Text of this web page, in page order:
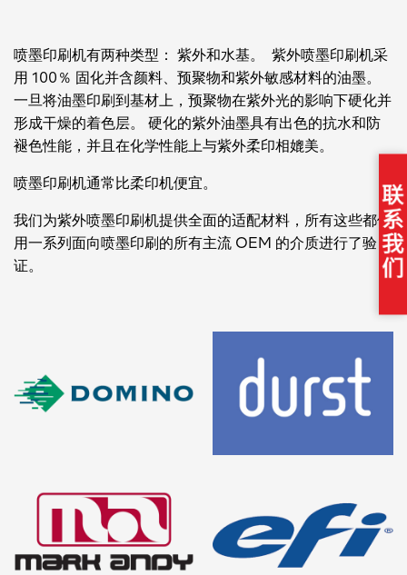
喷墨印刷机有两种类型： 紫外和水基。 紫外喷墨印刷机采
用 100％ 固化并含颜料、预聚物和紫外敏感材料的油墨。
一旦将油墨印刷到基材上，预聚物在紫外光的影响下硬化并
形成干燥的着色层。 硬化的紫外油墨具有出色的抗水和防
褪色性能，并且在化学性能上与紫外柔印相媲美。
喷墨印刷机通常比柔印机便宜。
我们为紫外喷墨印刷机提供全面的适配材料，所有这些都使
用一系列面向喷墨印刷的所有主流 OEM 的介质进行了验
证。